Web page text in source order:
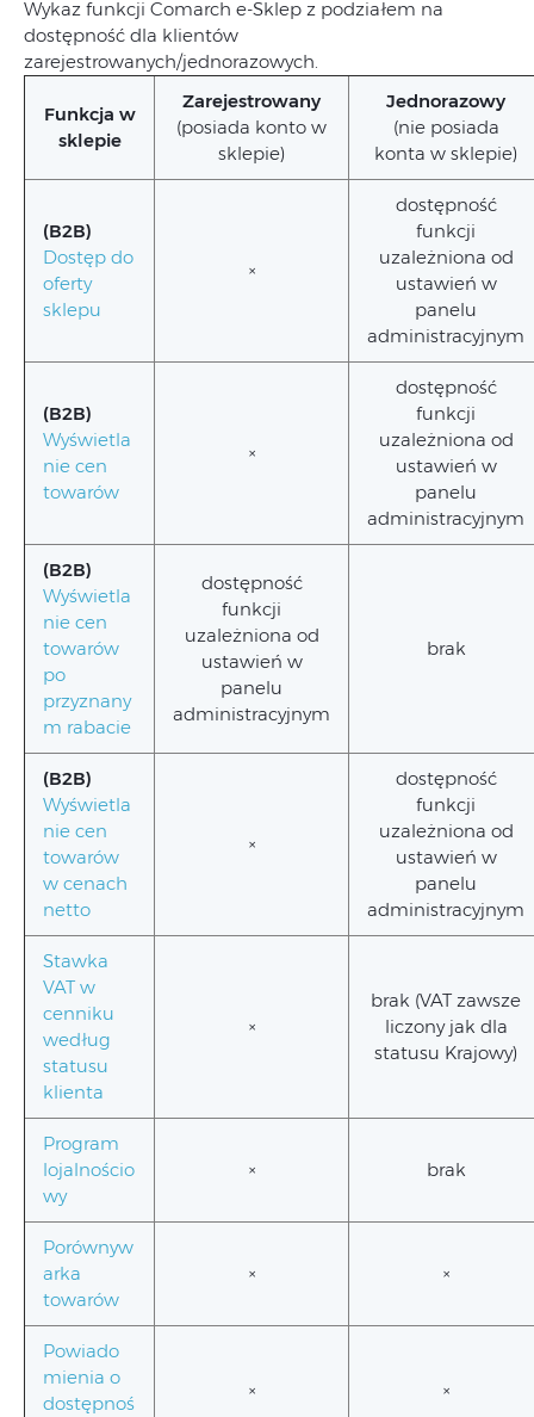
Wykaz funkcji Comarch e-Sklep z podziałem na
dostępność dla klientów
zarejestrowanych/jednorazowych.
Funkcja w
sklepie
Zarejestrowany
(posiada konto w
sklepie)
Jednorazowy
(nie posiada
konta w sklepie)
(B2B)
Dostęp do
oferty
sklepu
×
dostępność
funkcji
uzależniona od
ustawień w
panelu
administracyjnym
(B2B)
Wyświetla
nie cen
towarów
×
dostępność
funkcji
uzależniona od
ustawień w
panelu
administracyjnym
(B2B)
Wyświetla
nie cen
towarów
po
przyznany
m rabacie
dostępność
funkcji
uzależniona od
ustawień w
panelu
administracyjnym
brak
(B2B)
Wyświetla
nie cen
towarów
w cenach
netto
×
dostępność
funkcji
uzależniona od
ustawień w
panelu
administracyjnym
Stawka
VAT w
cenniku
według
statusu
klienta
×
brak (VAT zawsze
liczony jak dla
statusu Krajowy)
Program
lojalnościo
wy
× brak
Porównyw
arka
towarów
× ×
Powiado
mienia o
dostępnoś
× ×